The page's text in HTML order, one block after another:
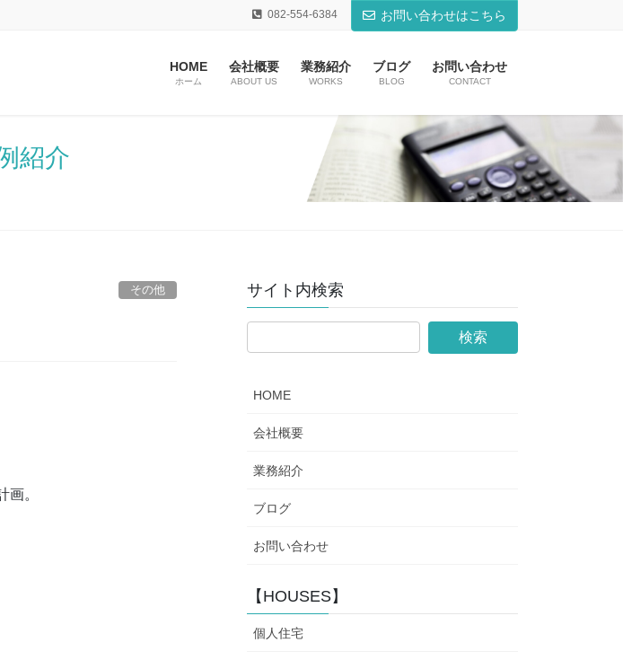
082-554-6384 お問い合わせはこちら
HOME
ホーム
会社概要
ABOUT US
業務紹介
WORKS
ブログ
BLOG
お問い合わせ
CONTACT
紹介
その他
。
サイト内検索
HOME
会社概要
業務紹介
ブログ
お問い合わせ
【HOUSES】
個人住宅